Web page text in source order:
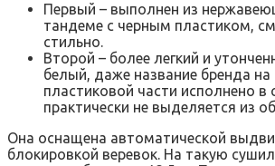
Первый – выполнен из
тандеме с черным пластиком,
стильно.
Второй – более легкий и
белый, даже название бренда
пластиковой части исполнено в
практически не выделяется из
Она оснащена автоматической
блокировкой веревок. На такую